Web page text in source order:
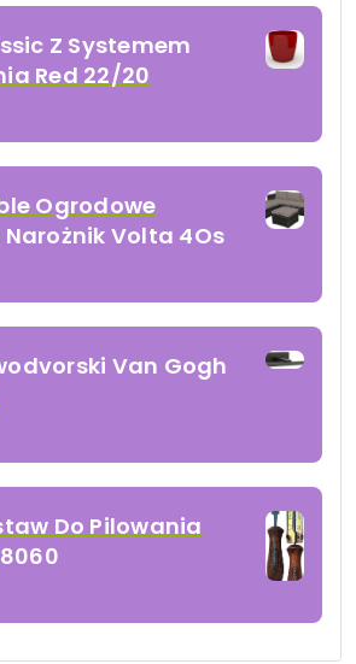
Z Systemem
Red 22/20
Ogrodowe
Volta 4Os
Van Gogh
Do Pilowania